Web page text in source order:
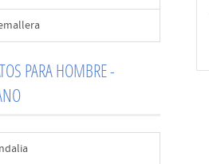
PARA HOMBRE -